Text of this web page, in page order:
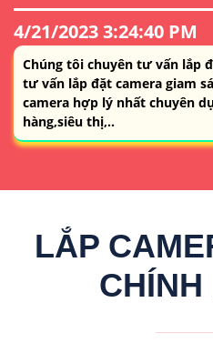
4/21/2023 3:24:40 PM
Chúng tôi chuyên tư vấn lắp
tư vấn lắp đặt camera giam
camera hợp lý nhất chuyên
hàng,siêu thị,..
LẮP
CHÍNH